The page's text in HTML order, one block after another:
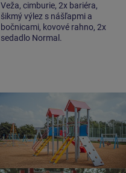
Veža, cimburie, 2x bariéra,
šikmý výlez s nášľapmi a
bočnicami, kovové rahno, 2x
sedadlo Normal.